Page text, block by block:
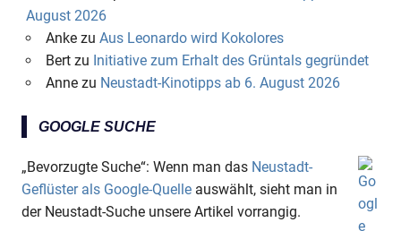
August 2026
Ankezu Aus Leonardo wird Kokolores
Bertzu Initiative zum Erhalt des Grüntals gegründet
Annezu Neustadt-Kinotipps ab 6. August 2026
GOOGLE SUCHE
„Bevorzugte Suche“: Wenn man das Neustadt-
Geflüster als Google-Quelle auswählt, sieht man in
der Neustadt-Suche unsere Artikel vorrangig.